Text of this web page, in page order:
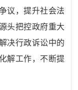
议，提升社会法
头把控政府重大
决行政诉讼中的
解工作，不断提